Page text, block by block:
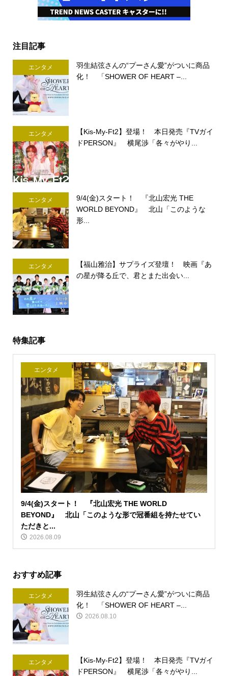
注目記事
エンタメ
羽生結弦さんの“プーさん愛”がついに商品
化！ 「SHOWER OF HEART –...
エンタメ
【Kis-My-Ft2】登場！ 本日発売『TVガイ
ドPERSON』 横尾渉「各々がやり...
エンタメ
9/4(金)スタート！ 『北山宏光 THE
WORLD BEYOND』 北山「このような
形...
エンタメ
【福山雅治】サプライズ登壇！ 映画『あ
の星が降る丘で、君とまた出会い...
特集記事
エンタメ
9/4(金)スタート！ 『北山宏光 THE WORLD
BEYOND』 北山「このような形で冠番組を持たせてい
ただきと...
2026.08.09
おすすめ記事
エンタメ
羽生結弦さんの“プーさん愛”がついに商品
化！ 「SHOWER OF HEART –...
2026.08.10
エンタメ
【Kis-My-Ft2】登場！ 本日発売『TVガイ
ドPERSON』 横尾渉「各々がやり...